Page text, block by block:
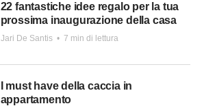
22 fantastiche idee regalo per la tua
prossima inaugurazione della casa
Jari De Santis • 7 min di lettura
I must have della caccia in
appartamento